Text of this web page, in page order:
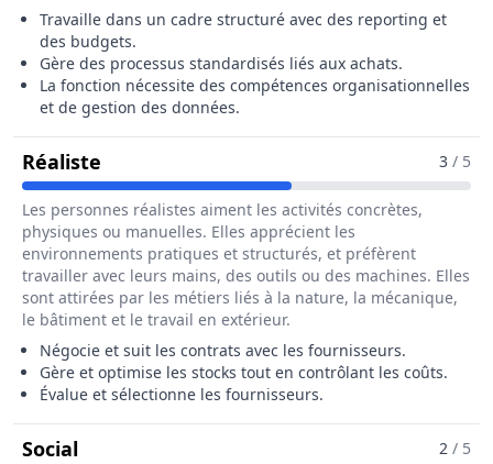
Travaille dans un cadre structuré avec des reporting et
des budgets.
Gère des processus standardisés liés aux achats.
La fonction nécessite des compétences organisationnelles
et de gestion des données.
Réaliste Pour Le Métier De Responsable Des
3 / 5
Les personnes réalistes aiment les activités concrètes,
physiques ou manuelles. Elles apprécient les
environnements pratiques et structurés, et préfèrent
travailler avec leurs mains, des outils ou des machines. Elles
sont attirées par les métiers liés à la nature, la mécanique,
le bâtiment et le travail en extérieur.
Négocie et suit les contrats avec les fournisseurs.
Gère et optimise les stocks tout en contrôlant les coûts.
Évalue et sélectionne les fournisseurs.
SocialPour Le Métier De Responsable Des 2 / 5